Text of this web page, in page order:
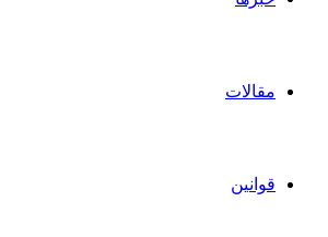
مقالات
قوانین